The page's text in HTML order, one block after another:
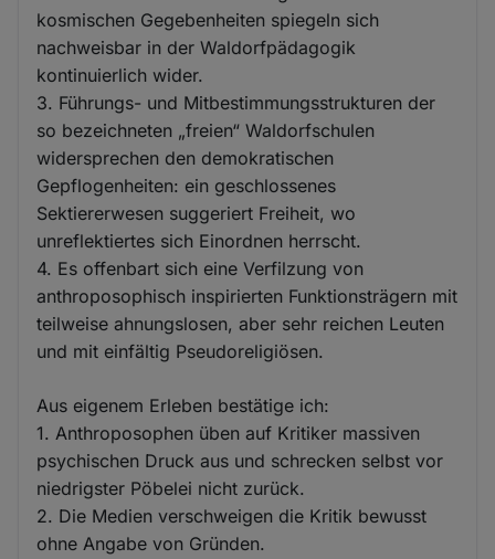
kosmischen Gegebenheiten spiegeln sich
nachweisbar in der Waldorfpädagogik
kontinuierlich wider.
3. Führungs- und Mitbestimmungsstrukturen der
so bezeichneten „freien“ Waldorfschulen
widersprechen den demokratischen
Gepflogenheiten: ein geschlossenes
Sektiererwesen suggeriert Freiheit, wo
unreflektiertes sich Einordnen herrscht.
4. Es offenbart sich eine Verfilzung von
anthroposophisch inspirierten Funktionsträgern mit
teilweise ahnungslosen, aber sehr reichen Leuten
und mit einfältig Pseudoreligiösen.
Aus eigenem Erleben bestätige ich:
1. Anthroposophen üben auf Kritiker massiven
psychischen Druck aus und schrecken selbst vor
niedrigster Pöbelei nicht zurück.
2. Die Medien verschweigen die Kritik bewusst
ohne Angabe von Gründen.